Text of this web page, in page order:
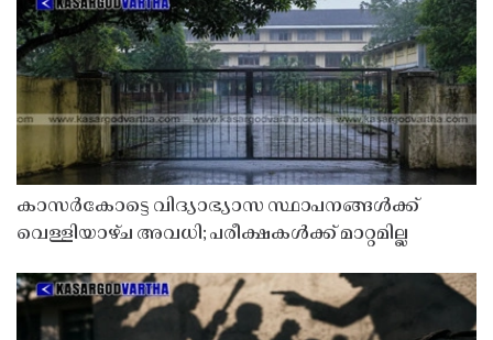
കാസർകോട്ടെ വിദ്യാഭ്യാസ സ്ഥാപനങ്ങൾക്ക്
വെള്ളിയാഴ്ച അവധി; പരീക്ഷകൾക്ക് മാറ്റമില്ല